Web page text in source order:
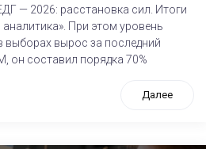
— 2026: расстановка сил. Итоги
аналитика». При этом уровень
выборах вырос за последний
составил порядка 70%
Далее